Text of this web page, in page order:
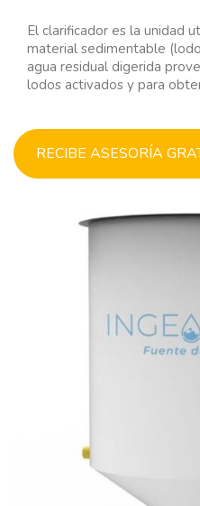
El clarificador es la unidad
material sedimentable
agua residual digerida
lodos activados y para
RECIBE ASESORÍA